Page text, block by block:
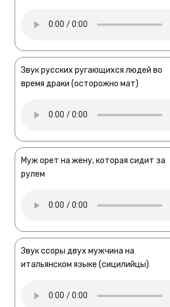
Звук русских ругающихся людей во
время драки (осторожно мат)
Муж орет на жену, которая сидит за
рулем
Звук ссоры двух мужчина на
итальянском языке (сицилийцы)